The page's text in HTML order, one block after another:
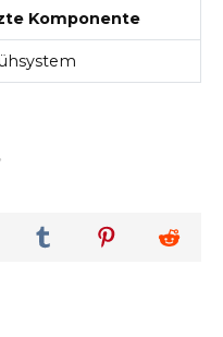
Komponente